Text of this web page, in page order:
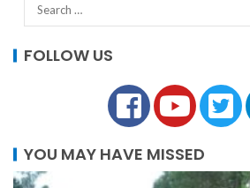
FOLLOW US
YOU MAY HAVE MISSED